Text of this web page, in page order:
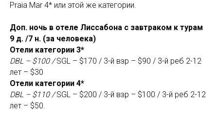
Praia Mar 4* или этой же категории.
Доп. ночь в отеле Лиссабона с завтраком к турам
9 д. /7 н. (за человека)
Отели категории 3*
DBL – $100 /SGL – $170 / 3-й взр – $90 / 3-й реб 2-12
лет – $30
Отели категории 4*
DBL – $110 /SGL – $200 / 3-й взр – $100 / 3-й реб 2-12
лет – $50.